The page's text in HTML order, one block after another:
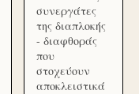
συνεργάτες
της διαπλοκής
- διαφθοράς
που
στοχεύουν
αποκλειστικά